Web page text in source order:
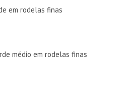
em rodelas finas
médio em rodelas finas